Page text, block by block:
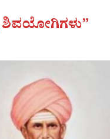
ಶಿವಯೋಗಿಗಳು”